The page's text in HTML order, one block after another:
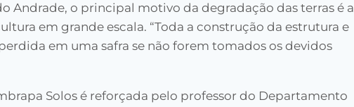
Andrade, o principal motivo da degradação das terras é a
em grande escala. “Toda a construção da estrutura e
em uma safra se não forem tomados os devidos
Solos é reforçada pelo professor do Departamento